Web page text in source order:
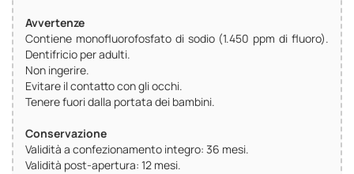
Avvertenze
Contiene monofluorofosfato di sodio (1.450 ppm di fluoro).
Dentifricio per adulti.
Non ingerire.
Evitare il contatto con gli occhi.
Tenere fuori dalla portata dei bambini.
Conservazione
Validità a confezionamento integro: 36 mesi.
Validità post-apertura: 12 mesi.